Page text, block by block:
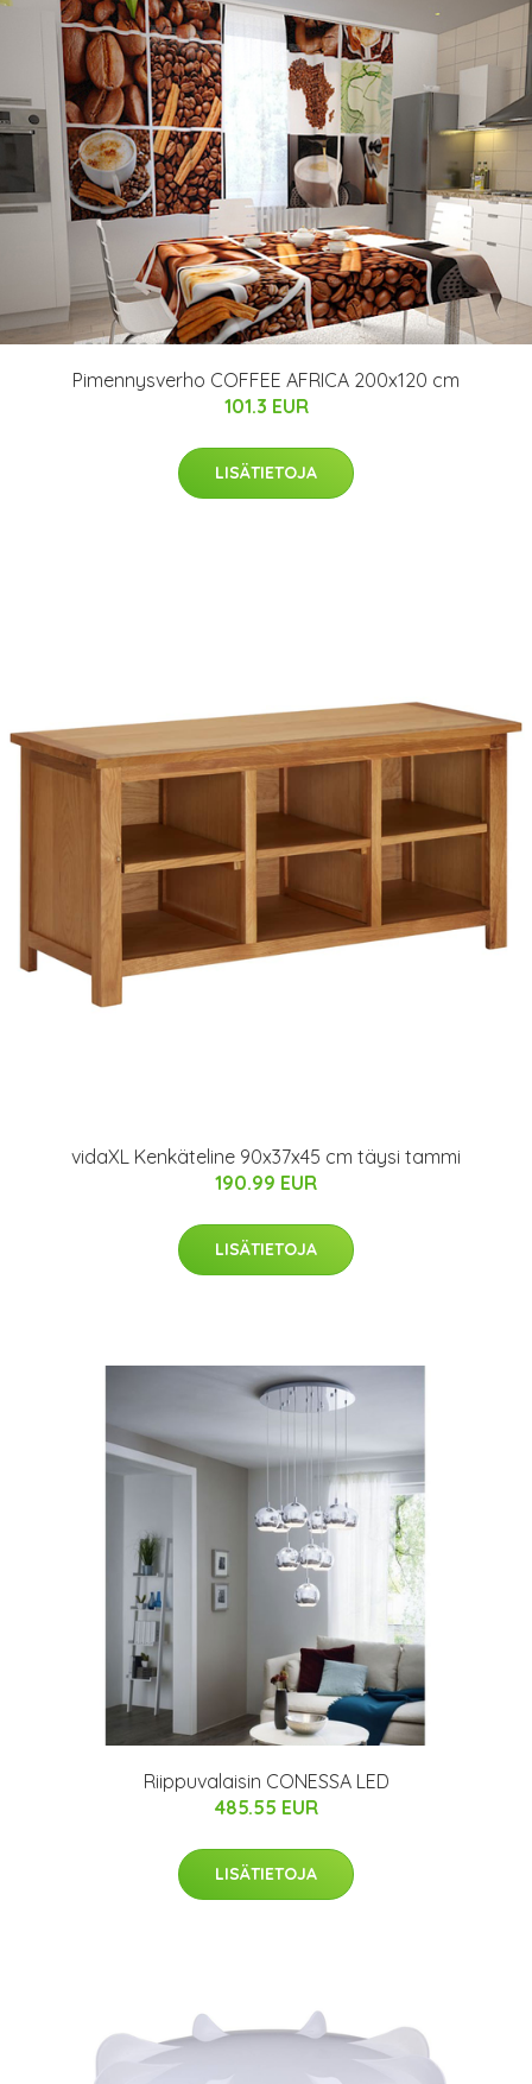
Pimennysverho COFFEE AFRICA 200x120 cm
101.3 EUR
LISÄTIETOJA
vidaXL Kenkäteline 90x37x45 cm täysi tammi
190.99 EUR
LISÄTIETOJA
Riippuvalaisin CONESSA LED
485.55 EUR
LISÄTIETOJA